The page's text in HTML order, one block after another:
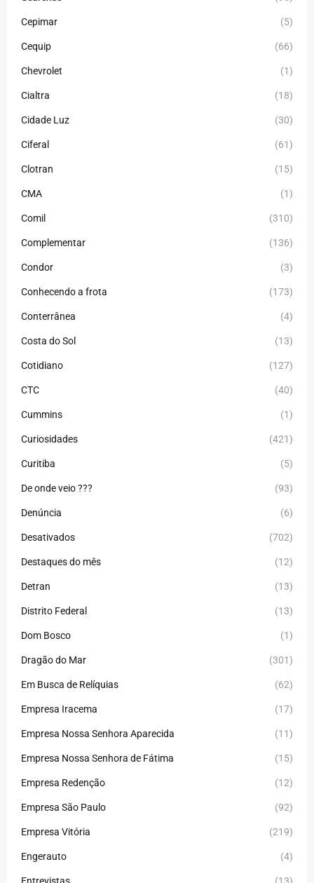
Cepimar (5)
Cequip (66)
Chevrolet (1)
Cialtra (18)
Cidade Luz (30)
Ciferal (61)
Clotran (15)
CMA (1)
Comil (310)
Complementar (136)
Condor (3)
Conhecendo a frota (173)
Conterrânea (4)
Costa do Sol (13)
Cotidiano (127)
CTC (40)
Cummins (1)
Curiosidades (421)
Curitiba (5)
De onde veio ??? (93)
Denúncia (6)
Desativados (702)
Destaques do mês (12)
Detran (13)
Distrito Federal (13)
Dom Bosco (1)
Dragão do Mar (301)
Em Busca de Relíquias (62)
Empresa Iracema (17)
Empresa Nossa Senhora Aparecida (11)
Empresa Nossa Senhora de Fátima (15)
Empresa Redenção (12)
Empresa São Paulo (92)
Empresa Vitória (219)
Engerauto (4)
Entrevistas (13)